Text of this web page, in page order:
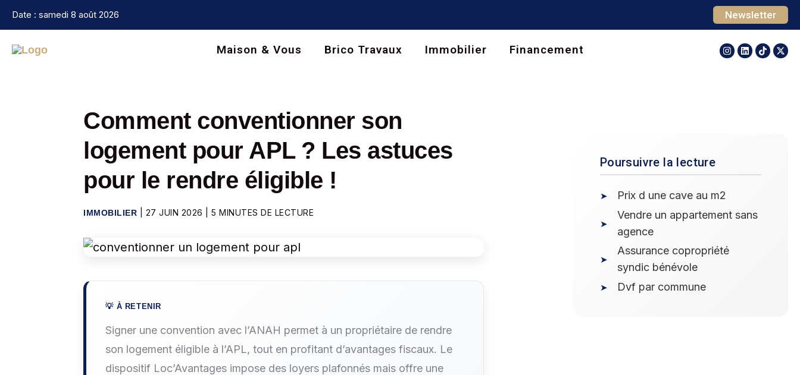
contenu
Date : samedi 8 août 2026 Newsletter
Maison & Vous Brico Travaux Immobilier Financement
Comment conventionner son
logement pour APL ? Les astuces
pour le rendre éligible !
IMMOBILIER 27 JUIN 2026 |5 MINUTES DE LECTURE
Signer une convention avec l’ANAH permet à un propriétaire de rendre
son logement éligible à l’APL, tout en profitant d’avantages fiscaux. Le
dispositif Loc’Avantages impose des loyers plafonnés mais offre une
Poursuivre la lecture
Prix d une cave au m2
Vendre un appartement sans
agence
Assurance copropriété
syndic bénévole
Dvf par commune